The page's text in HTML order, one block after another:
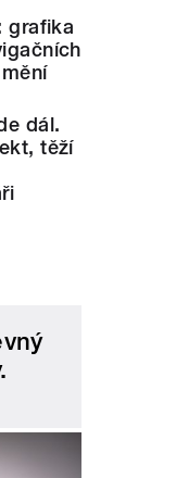
grafika
dál.
těží